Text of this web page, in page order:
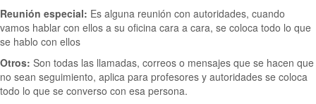
Reunión especial: Es alguna reunión con autoridades, cuando
vamos hablar con ellos a su oficina cara a cara, se coloca todo lo que
se hablo con ellos
Otros: Son todas las llamadas, correos o mensajes que se hacen que
no sean seguimiento, aplica para profesores y autoridades se coloca
todo lo que se converso con esa persona.